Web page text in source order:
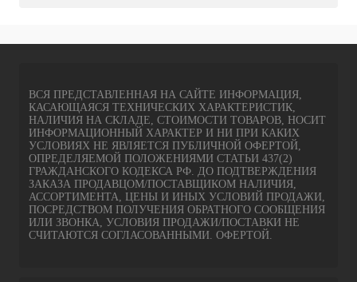
ВСЯ ПРЕДСТАВЛЕННАЯ НА САЙТЕ ИНФОРМАЦИЯ,
КАСАЮЩАЯСЯ ТЕХНИЧЕСКИХ ХАРАКТЕРИСТИК,
НАЛИЧИЯ НА СКЛАДЕ, СТОИМОСТИ ТОВАРОВ, НОСИТ
ИНФОРМАЦИОННЫЙ ХАРАКТЕР И НИ ПРИ КАКИХ
УСЛОВИЯХ НЕ ЯВЛЯЕТСЯ ПУБЛИЧНОЙ ОФЕРТОЙ,
ОПРЕДЕЛЯЕМОЙ ПОЛОЖЕНИЯМИ СТАТЬИ 437(2)
ГРАЖДАНСКОГО КОДЕКСА РФ. ДО ПОДТВЕРЖДЕНИЯ
ЗАКАЗА ПРОДАВЦОМ/ПОСТАВЩИКОМ НАЛИЧИЯ,
АССОРТИМЕНТА, ЦЕНЫ И ИНЫХ УСЛОВИЙ ПРОДАЖИ,
ПОСРЕДСТВОМ ПОЛУЧЕНИЯ ОБРАТНОГО СООБЩЕНИЯ
ИЛИ ЗВОНКА, УСЛОВИЯ ПРОДАЖИ/ПОСТАВКИ НЕ
СЧИТАЮТСЯ СОГЛАСОВАННЫМИ. ОФЕРТОЙ.